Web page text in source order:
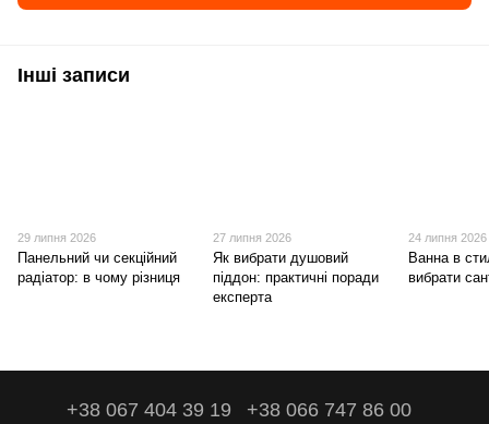
Інші записи
29 липня 2026
Панельний чи секційний
радіатор: в чому різниця
27 липня 2026
Як вибрати душовий
піддон: практичні поради
експерта
24 липня 2026
Ванна в
вибрати
+38 067 404 39 19 +38 066 747 86 00